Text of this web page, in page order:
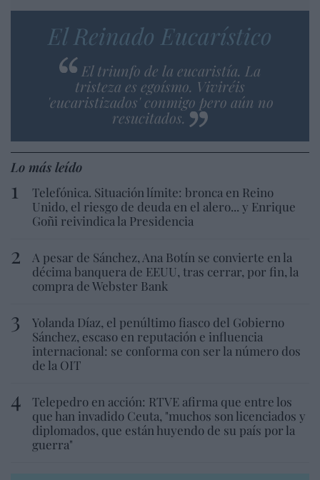
El Reinado Eucarístico
El triunfo de la eucaristía. La
tristeza es egoísmo. Viviréis
'eucaristizados' conmigo pero aún no
resucitados.
Lo más leído
Telefónica. Situación límite: bronca en Reino
Unido, el riesgo de deuda en el alero... y Enrique
Goñi reivindica la Presidencia
A pesar de Sánchez, Ana Botín se convierte en la
décima banquera de EEUU, tras cerrar, por fin, la
compra de Webster Bank
Yolanda Díaz, el penúltimo fiasco del Gobierno
Sánchez, escaso en reputación e influencia
internacional: se conforma con ser la número dos
de la OIT
Telepedro en acción: RTVE afirma que entre los
que han invadido Ceuta, "muchos son licenciados y
diplomados, que están huyendo de su país por la
guerra"